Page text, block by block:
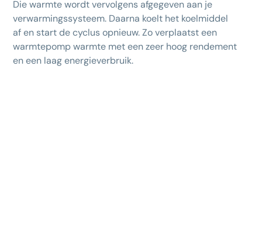
Die warmte wordt vervolgens afgegeven aan je
verwarmingssysteem. Daarna koelt het koelmiddel
af en start de cyclus opnieuw. Zo verplaatst een
warmtepomp warmte met een zeer hoog rendement
en een laag energieverbruik.